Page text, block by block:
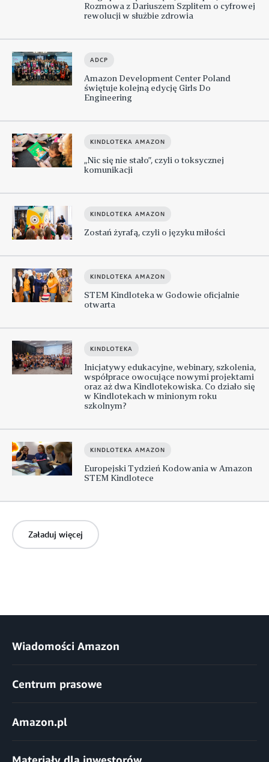
Rozmowa z Dariuszem Szplitem o cyfrowej
rewolucji w służbie zdrowia
ADCP
Amazon Development Center Poland
świętuje kolejną edycję Girls Do
Engineering
KINDLOTEKA AMAZON
„Nic się nie stało”, czyli o toksycznej
komunikacji
KINDLOTEKA AMAZON
Zostań żyrafą, czyli o języku miłości
KINDLOTEKA AMAZON
STEM Kindloteka w Godowie oficjalnie
otwarta
KINDLOTEKA
Inicjatywy edukacyjne, webinary, szkolenia,
współprace owocujące nowymi projektami
oraz aż dwa Kindlotekowiska. Co działo się
w Kindlotekach w minionym roku
szkolnym?
KINDLOTEKA AMAZON
Europejski Tydzień Kodowania w Amazon
STEM Kindlotece
Załaduj więcej
Wiadomości Amazon
Centrum prasowe
Amazon.pl